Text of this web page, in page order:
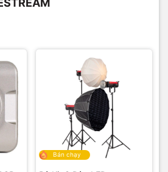
Bán chạy